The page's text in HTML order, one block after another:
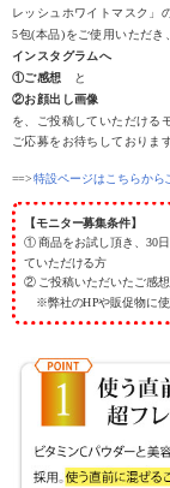
レッシュホワイトマスク」
5包(本品)をご使用いただき、
インスタグラムへ
①ご感想 と
②お顔出し画像
を、ご投稿していただける
ご応募をお待ちしております
==>特設ページはこちらから
【モニター募集条件】
① 商品をお試し頂き、30
ていただける方
② ご投稿いただいたご感
※弊社のHPや販促物に使